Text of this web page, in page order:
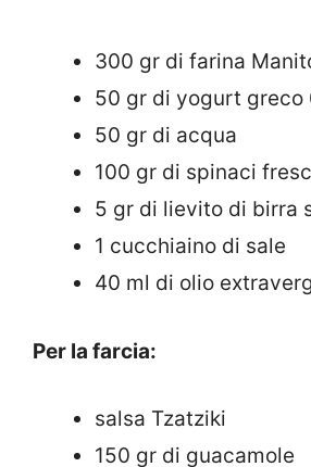
300 gr di farina
50 gr di yogurt greco
50 gr di acqua
100 gr di spinaci
5 gr di lievito di birra
1 cucchiaino di sale
40 ml di olio
Per la farcia:
salsa Tzatziki
150 gr di guacamole